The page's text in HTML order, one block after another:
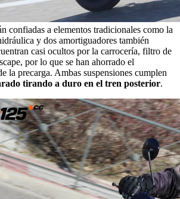
confiadas a elementos tradicionales como la
y dos amortiguadores también
casi ocultos por la carrocería, filtro de
por lo que se han ahorrado el
la precarga. Ambas suspensiones cumplen
tirando a duro en el tren posterior.